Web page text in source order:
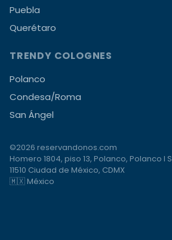
Puebla
Querétaro
TRENDY COLOGNES
Polanco
Condesa/Roma
San Ángel
©2026 reservandonos.com
Homero 1804, piso 13, Polanco, Polanco I
11510 Ciudad de México, CDMX
🇲🇽 México